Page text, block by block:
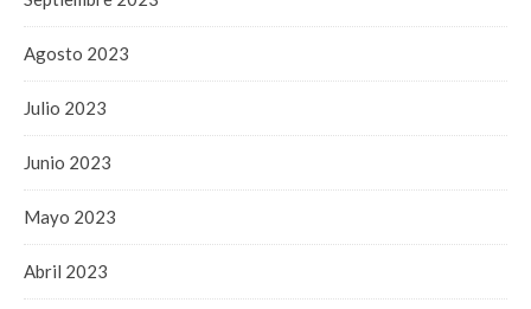
Agosto 2023
Julio 2023
Junio 2023
Mayo 2023
Abril 2023